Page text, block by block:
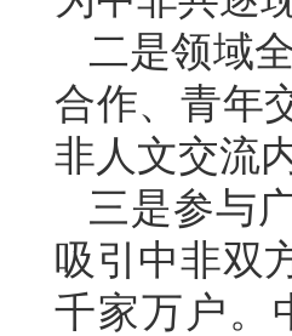
二是领域
合作、青年
非人文交流
三是参与
吸引中非双
千家万户。